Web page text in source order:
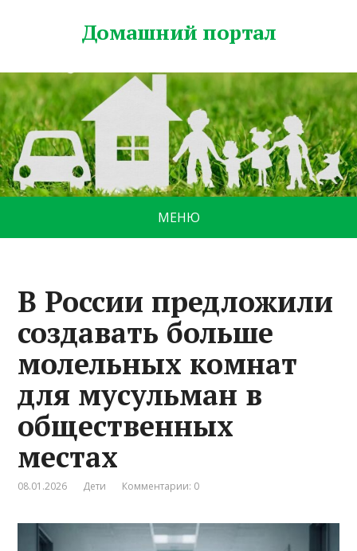
Домашний портал
МЕНЮ
В России предложили
создавать больше
молельных комнат
для мусульман в
общественных
местах
08.01.2026 Дети Комментарии: 0